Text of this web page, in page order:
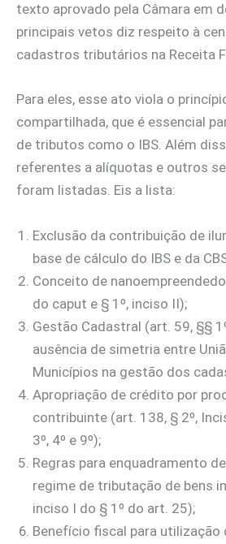
texto aprovado pela Câmara em
principais vetos diz respeito à
cadastros tributários na Receita
Para eles, esse ato viola o
compartilhada, que é essencial
de tributos como o IBS. Além
referentes a alíquotas e outros
foram listadas. Eis a lista:
Exclusão da contribuição de
base de cálculo do IBS e da
Conceito de
do caput e § 1º, inciso II);
Gestão Cadastral (art. 59, §§
ausência de simetria entre
Municípios na gestão dos
Apropriação de crédito por
contribuinte (art. 138, § 2º,
3º, 4º e 9º);
Regras para enquadramento
regime de tributação de bens
inciso I do § 1º do art. 25);
Benefício fiscal para